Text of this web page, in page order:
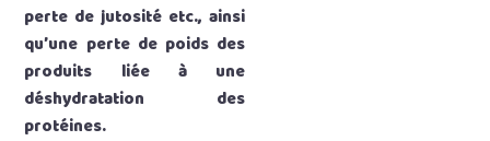
perte de jutosité etc., ainsi
qu’une perte de poids des
produits liée à une
déshydratation des
protéines.